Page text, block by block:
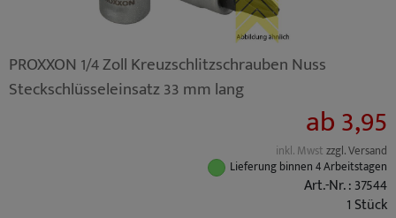
PROXXON 1/4 Zoll Kreuzschlitzschrauben Nuss
Steckschlüsseleinsatz 33 mm lang
ab 3,95
inkl. Mwstzzgl. Versand
Lieferung binnen 4 Arbeitstagen
Art.-Nr. : 37544
1 Stück